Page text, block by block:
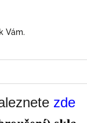
Vám.
zde